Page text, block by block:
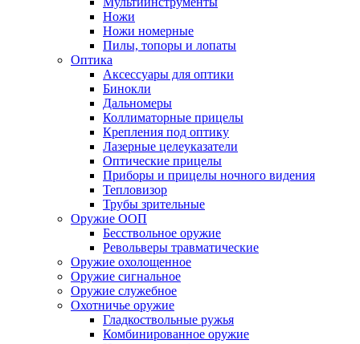
Ножи
Ножи номерные
Пилы, топоры и лопаты
Оптика
Аксессуары для оптики
Бинокли
Дальномеры
Коллиматорные прицелы
Крепления под оптику
Лазерные целеуказатели
Оптические прицелы
Приборы и прицелы ночного видения
Тепловизор
Трубы зрительные
Оружие ООП
Бесствольное оружие
Револьверы травматические
Оружие охолощенное
Оружие сигнальное
Оружие служебное
Охотничье оружие
Гладкоствольные ружья
Комбинированное оружие